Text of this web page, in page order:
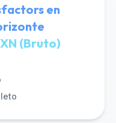
en
(Bruto)